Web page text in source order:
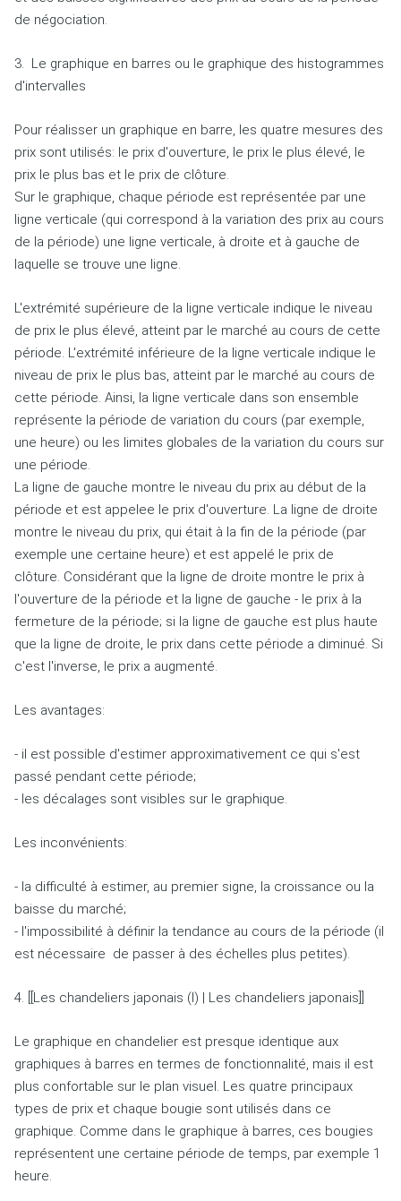
de négociation.
3. Le graphique en barres ou le graphique des histogrammes
d'intervalles
Pour réalisser un graphique en barre, les quatre mesures des
prix sont utilisés: le prix d'ouverture, le prix le plus élevé, le
prix le plus bas et le prix de clôture.
Sur le graphique, chaque période est représentée par une
ligne verticale (qui correspond à la variation des prix au cours
de la période) une ligne verticale, à droite et à gauche de
laquelle se trouve une ligne.
L'extrémité supérieure de la ligne verticale indique le niveau
de prix le plus élevé, atteint par le marché au cours de cette
période. L'extrémité inférieure de la ligne verticale indique le
niveau de prix le plus bas, atteint par le marché au cours de
cette période. Ainsi, la ligne verticale dans son ensemble
représente la période de variation du cours (par exemple,
une heure) ou les limites globales de la variation du cours sur
une période.
La ligne de gauche montre le niveau du prix au début de la
période et est appelee le prix d'ouverture. La ligne de droite
montre le niveau du prix, qui était à la fin de la période (par
exemple une certaine heure) et est appelé le prix de
clôture. Considérant que la ligne de droite montre le prix à
l'ouverture de la période et la ligne de gauche - le prix à la
fermeture de la période; si la ligne de gauche est plus haute
que la ligne de droite, le prix dans cette période a diminué. Si
c'est l'inverse, le prix a augmenté.
Les avantages:
- il est possible d'estimer approximativement ce qui s'est
passé pendant cette période;
- les décalages sont visibles sur le graphique.
Les inconvénients:
- la difficulté à estimer, au premier signe, la croissance ou la
baisse du marché;
- l'impossibilité à définir la tendance au cours de la période (il
est nécessaire de passer à des échelles plus petites).
4. [[Les chandeliers japonais (I) | Les chandeliers japonais]]
Le graphique en chandelier est presque identique aux
graphiques à barres en termes de fonctionnalité, mais il est
plus confortable sur le plan visuel. Les quatre principaux
types de prix et chaque bougie sont utilisés dans ce
graphique. Comme dans le graphique à barres, ces bougies
représentent une certaine période de temps, par exemple 1
heure.